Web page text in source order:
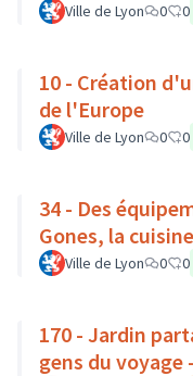
Ville de Lyon 0 0
10 - Création
de l'Europe
Ville de Lyon 0 0
34 - Des
Gones, la
Ville de Lyon 0 0
170 - Jardin
gens du voyage